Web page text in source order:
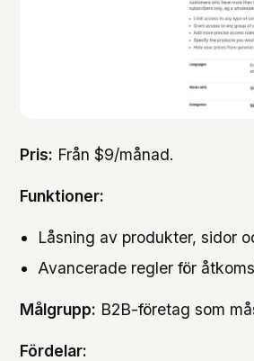
Pris: Från $9/månad.
Funktioner:
Låsning av produkter, sidor
Avancerade regler för
Målgrupp: B2B-företag som
Fördelar: